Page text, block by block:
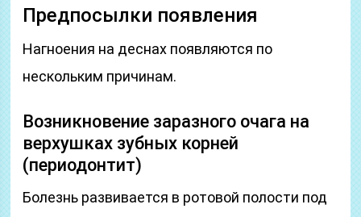
Предпосылки появления
Нагноения на деснах появляются по
нескольким причинам.
Возникновение заразного очага на
верхушках зубных корней
(периодонтит)
Болезнь развивается в ротовой полости под